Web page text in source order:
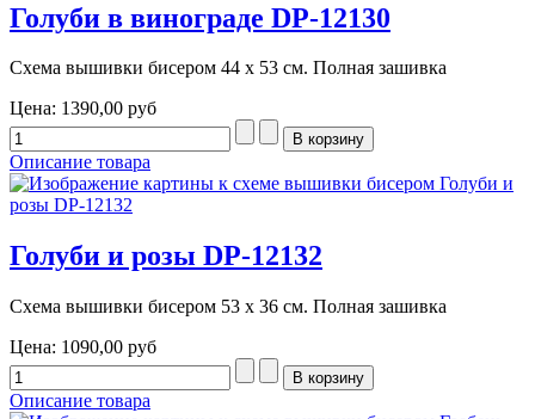
Голуби в винограде DP-12130
Схема вышивки бисером 44 х 53 см. Полная зашивка
Цена: 1390,00 руб
Описание товара
Голуби и розы DP-12132
Схема вышивки бисером 53 х 36 см. Полная зашивка
Цена: 1090,00 руб
Описание товара